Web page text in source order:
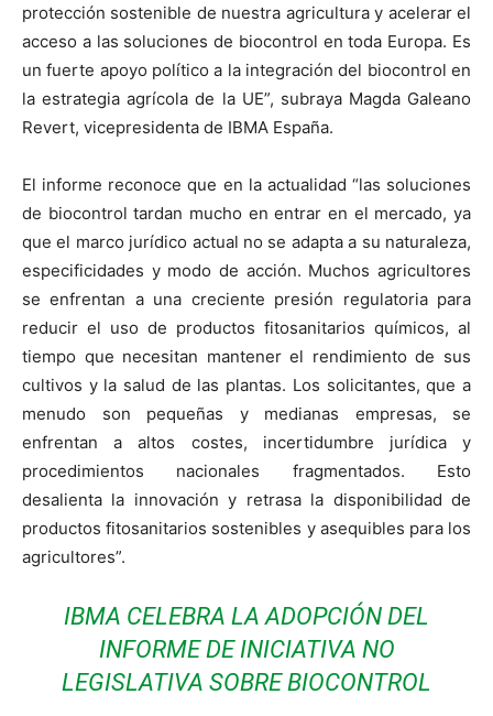
protección sostenible de nuestra agricultura y acelerar el
acceso a las soluciones de biocontrol en toda Europa. Es
un fuerte apoyo político a la integración del biocontrol en
la estrategia agrícola de la UE”, subraya Magda Galeano
Revert, vicepresidenta de IBMA España.
El informe reconoce que en la actualidad “las soluciones
de biocontrol tardan mucho en entrar en el mercado, ya
que el marco jurídico actual no se adapta a su naturaleza,
especificidades y modo de acción. Muchos agricultores
se enfrentan a una creciente presión regulatoria para
reducir el uso de productos fitosanitarios químicos, al
tiempo que necesitan mantener el rendimiento de sus
cultivos y la salud de las plantas. Los solicitantes, que a
menudo son pequeñas y medianas empresas, se
enfrentan a altos costes, incertidumbre jurídica y
procedimientos nacionales fragmentados. Esto
desalienta la innovación y retrasa la disponibilidad de
productos fitosanitarios sostenibles y asequibles para los
agricultores”.
IBMA CELEBRA LA ADOPCIÓN DEL
INFORME DE INICIATIVA NO
LEGISLATIVA SOBRE BIOCONTROL